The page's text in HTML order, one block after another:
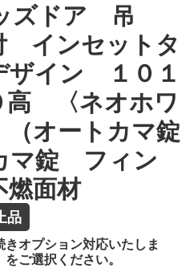
ズドア 吊
インセットタ
イン １０１
高 〈ネオホワ
オートカマ錠
マ錠 フィン
面材
品
オプション対応いたしま
ご選択ください。